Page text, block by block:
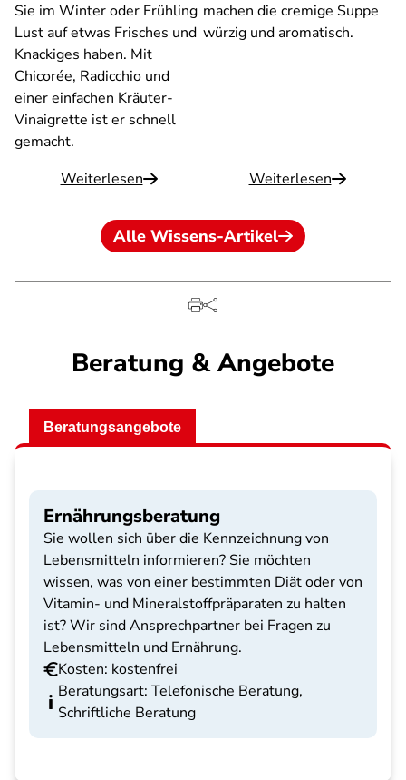
Sie im Winter oder Frühling
Lust auf etwas Frisches und
Knackiges haben. Mit
Chicorée, Radicchio und
einer einfachen Kräuter-
Vinaigrette ist er schnell
gemacht.
Weiterlesen
machen die cremige Suppe
würzig und aromatisch.
Weiterlesen
Alle Wissens-Artikel
Beratung & Angebote
Beratungsangebote
Ernährungsberatung
Sie wollen sich über die Kennzeichnung von
Lebensmitteln informieren? Sie möchten
wissen, was von einer bestimmten Diät oder von
Vitamin- und Mineralstoffpräparaten zu halten
ist? Wir sind Ansprechpartner bei Fragen zu
Lebensmitteln und Ernährung.
Kosten: kostenfrei
Beratungsart: Telefonische Beratung,
Schriftliche Beratung